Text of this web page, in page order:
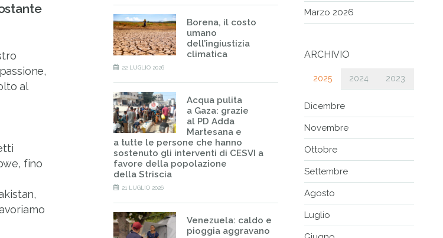
al
fino
Borena, il costo
umano
dell’ingiustizia
climatica
22 LUGLIO 2026
Acqua pulita
a Gaza: grazie
al PD Adda
Martesana e
a tutte le persone che hanno
sostenuto gli interventi di CESVI a
favore della popolazione
della Striscia
21 LUGLIO 2026
Venezuela: caldo e
pioggia aggravano
Marzo 2026
ARCHIVIO
2025 2024 2023
Dicembre
Novembre
Ottobre
Settembre
Agosto
Luglio